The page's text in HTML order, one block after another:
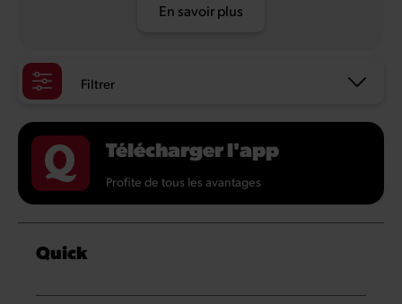
En savoir plus
Filtrer
Télécharger l'app
Profite de tous les avantages
Quick